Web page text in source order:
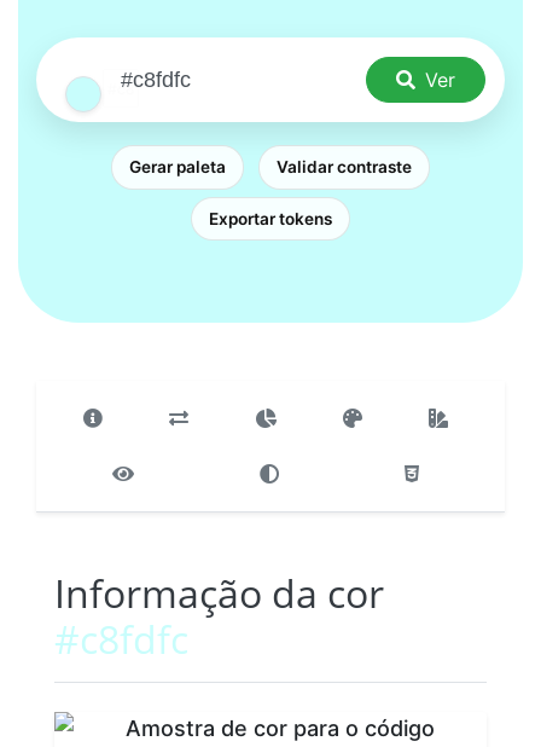
Ver
Gerar paleta Validar contraste
Exportar tokens
Informação da cor
#c8fdfc